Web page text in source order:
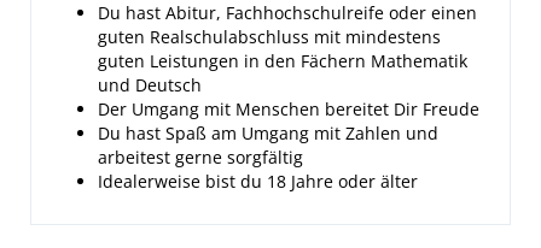
Du hast Abitur, Fachhochschulreife oder einen
guten Realschulabschluss mit mindestens
guten Leistungen in den Fächern Mathematik
und Deutsch
Der Umgang mit Menschen bereitet Dir Freude
Du hast Spaß am Umgang mit Zahlen und
arbeitest gerne sorgfältig
Idealerweise bist du 18 Jahre oder älter